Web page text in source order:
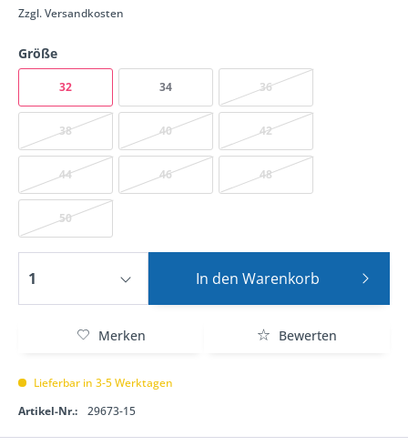
Zzgl.Versandkosten
Größe
32 34 36
38 40 42
44 46 48
50
In den Warenkorb
Merken Bewerten
Lieferbar in 3-5 Werktagen
Artikel-Nr.:
29673-15